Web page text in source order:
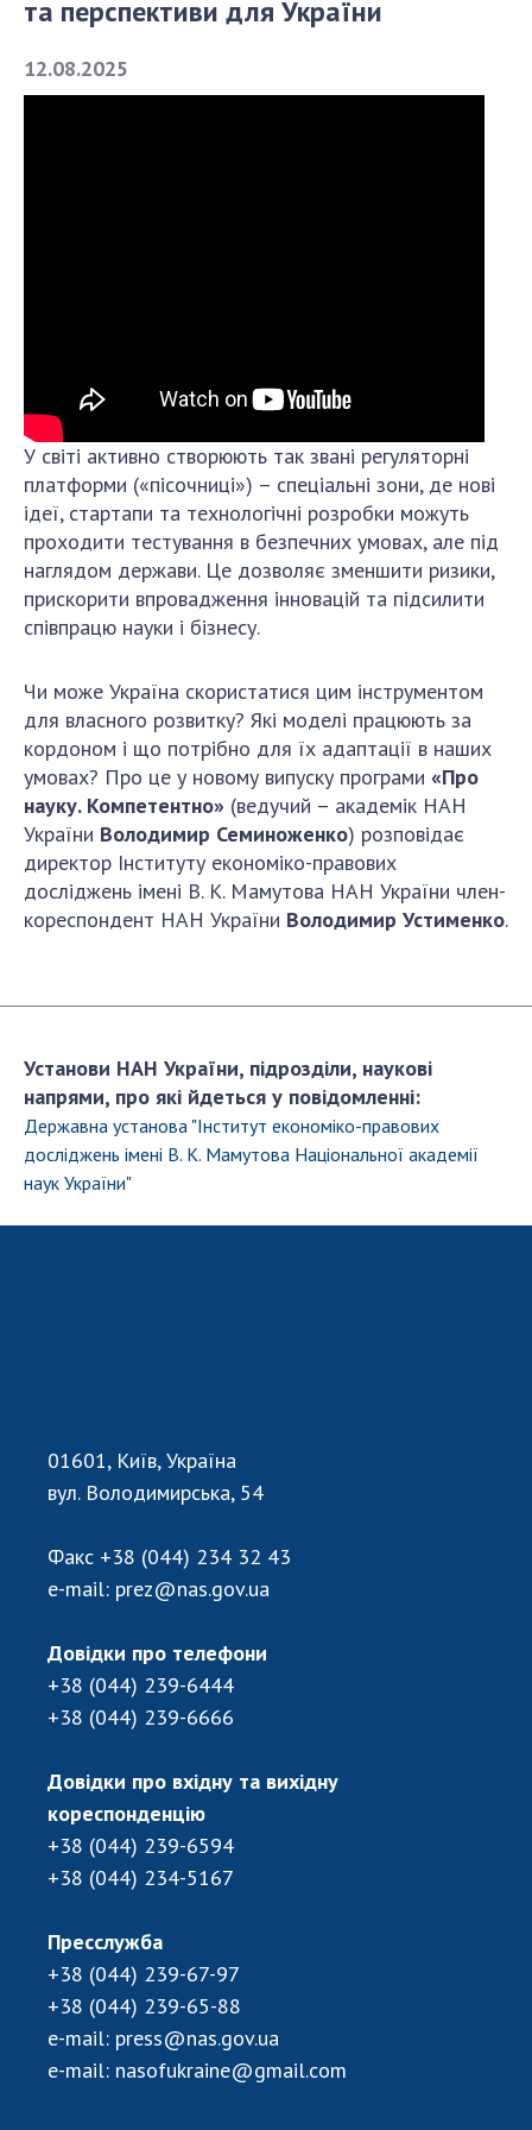
СТРУКТУРА
Наукові центри МОН та НАН України
Громадські організації
ДІЯЛЬНІСТЬ
Засідання Президії НАН України
Річні звіти НАН України
Річні фінансові звіти НАН України
Наукові публікації та видавнича діяльність
Охорона прав інтелектуальної власності та
трансфер технологій в наукових установах
Наукові об'єкти, що становлять національне
надбання
Центри колективного користування
наукових установ
Відкрита наука в НАН України
Підготовка наукових кадрів
Робота з молоддю
МІЖНАРОДНЕ СПІВРОБІТНИЦТВО
Нормативні акти НАН України
Державний бюджет НАН України
Бланки документів
НОВИНИ
ЗАСІДАННЯ ПРЕЗИДІЇ НАН УКРАЇНИ
НАУКОВІ ВИДАННЯ
АКАДЕМІЯ КОМЕНТУЄ
КОНТАКТИ
КАБІНЕТ
та перспективи для України
12.08.2025
У світі активно створюють так звані регуляторні
платформи («пісочниці») – спеціальні зони, де нові
ідеї, стартапи та технологічні розробки можуть
проходити тестування в безпечних умовах, але під
наглядом держави. Це дозволяє зменшити ризики,
прискорити впровадження інновацій та підсилити
співпрацю науки і бізнесу.
Чи може Україна скористатися цим інструментом
для власного розвитку? Які моделі працюють за
кордоном і що потрібно для їх адаптації в наших
умовах? Про це у новому випуску програми «Про
науку. Компетентно» (ведучий – академік НАН
України Володимир Семиноженко) розповідає
директор Інституту економіко-правових
досліджень імені В. К. Мамутова НАН України член-
кореспондент НАН України Володимир Устименко.
Установи НАН України, підрозділи, наукові
напрями, про які йдеться у повідомленні:
Державна установа "Інститут економіко-правових
досліджень імені В. К. Мамутова Національної академії
наук України"
01601, Київ, Україна
вул. Володимирська, 54
Факс +38 (044) 234 32 43
e-mail: prez@nas.gov.ua
Довідки про телефони
+38 (044) 239-6444
+38 (044) 239-6666
Довідки про вхідну та вихідну
кореспонденцію
+38 (044) 239-6594
+38 (044) 234-5167
Пресслужба
+38 (044) 239-67-97
+38 (044) 239-65-88
e-mail: press@nas.gov.ua
e-mail: nasofukraine@gmail.com